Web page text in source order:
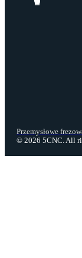
Przemysłowe
© 2026 5CNC. All